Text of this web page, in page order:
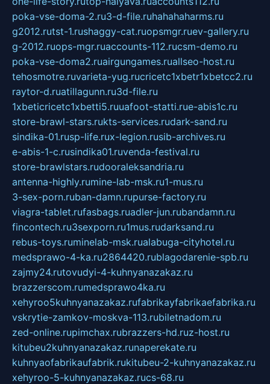
poka-vse-doma-2.ru3-d-file.ruhahahaharms.ru
g2012.rutst-1.rushaggy-cat.ruopsmgr.ruev-gallery.ru
g-2012.ruops-mgr.ruaccounts-112.rucsm-demo.ru
poka-vse-doma2.ruairgungames.ruallseo-host.ru
tehosmotre.ruvarieta-yug.rucricetc1xbetr1xbetcc2.ru
raytor-d.ruatillagunn.ru3d-file.ru
1xbeticricetc1xbetti5.ruuafoot-statti.rue-abis1c.ru
store-brawl-stars.rukts-services.rudark-sand.ru
sindika-01.rusp-life.rux-legion.rusib-archives.ru
e-abis-1-c.rusindika01.ruvenda-festival.ru
store-brawlstars.rudooraleksandria.ru
antenna-highly.rumine-lab-msk.ru1-mus.ru
3-sex-porn.ruban-damn.rupurse-factory.ru
viagra-tablet.rufasbags.ruadler-jun.rubandamn.ru
fincontech.ru3sexporn.ru1mus.rudarksand.ru
rebus-toys.ruminelab-msk.rualabuga-cityhotel.ru
medsprawo-4-ka.ru2864420.rublagodarenie-spb.ru
zajmy24.rutovudyi-4-kuhnyanazakaz.ru
brazzerscom.rumedsprawo4ka.ru
xehyroo5kuhnyanazakaz.rufabrikayfabrikaefabrika.ru
vskrytie-zamkov-moskva-113.rubiletnadom.ru
zed-online.rupimchax.rubrazzers-hd.ruz-host.ru
kitubeu2kuhnyanazakaz.runaperekate.ru
kuhnyaofabrikaufabrik.rukitubeu-2-kuhnyanazakaz.ru
xehyroo-5-kuhnyanazakaz.rucs-68.ru